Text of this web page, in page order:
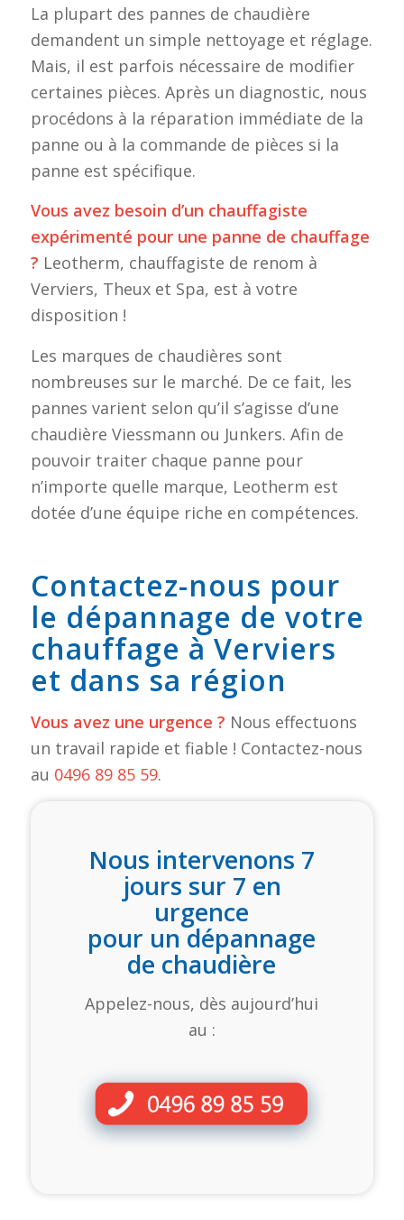
La plupart des pannes de chaudière
demandent un simple nettoyage et réglage.
Mais, il est parfois nécessaire de modifier
certaines pièces. Après un diagnostic, nous
procédons à la réparation immédiate de la
panne ou à la commande de pièces si la
panne est spécifique.
Vous avez besoin d’un chauffagiste
expérimenté pour une panne de chauffage
? Leotherm, chauffagiste de renom à
Verviers, Theux et Spa, est à votre
disposition !
Les marques de chaudières sont
nombreuses sur le marché. De ce fait, les
pannes varient selon qu’il s’agisse d’une
chaudière Viessmann ou Junkers. Afin de
pouvoir traiter chaque panne pour
n’importe quelle marque, Leotherm est
dotée d’une équipe riche en compétences.
Contactez-nous pour
le dépannage de votre
chauffage à Verviers
et dans sa région
Vous avez une urgence ? Nous effectuons
un travail rapide et fiable ! Contactez-nous
au 0496 89 85 59.
Nous intervenons 7
jours sur 7 en
urgence
pour un dépannage
de chaudière
Appelez-nous, dès aujourd’hui
au :